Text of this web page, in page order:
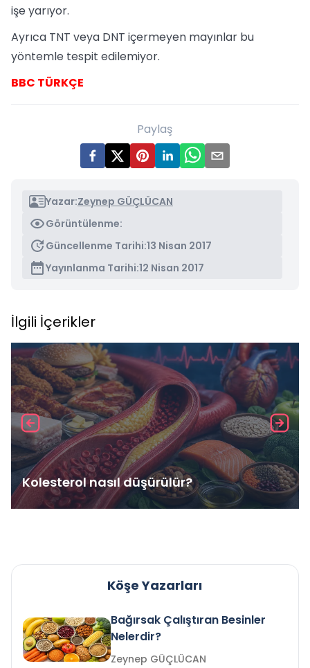
işe yarıyor.
Ayrıca TNT veya DNT içermeyen mayınlar bu
yöntemle tespit edilemiyor.
BBC TÜRKÇE
Paylaş
Yazar:Zeynep GÜÇLÜCAN
Görüntülenme:
Güncellenme Tarihi:13 Nisan 2017
Yayınlanma Tarihi:12 Nisan 2017
İlgili İçerikler
Kolesterol nasıl düşürülür?
Köşe Yazarları
Bağırsak Çalıştıran Besinler
Nelerdir?
Zeynep GÜÇLÜCAN